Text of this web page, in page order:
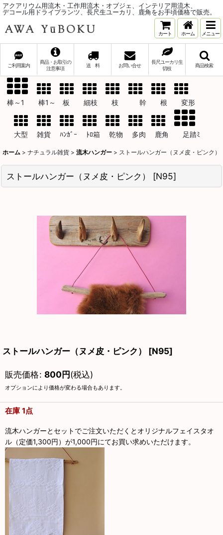
アクアリウム用流木・工作用流木・オブジェ、インテリア用流木、
デコール用ドライプランツ、長尺生ユーカリ、鹿角をお手頃価格で販売。
カート ホーム メニュー
ご利用案内
商品・お取引の
注意事項
送 料 お問い合せ
長尺ユーカリ生
切枝
商品検索
棒～1 棒1～ 板 細枝 枝 幹 根 変形
大型 雑貨 ﾊﾝｶﾞｰ ﾄﾛ箱 乾物 多肉 鹿角 足踏ﾐ
ホーム > ナチュラル雑貨 > 流木ハンガー > ストールハンガー（ヌメ皮・ピンク）
ストールハンガー（ヌメ皮・ピンク） [N95]
ストールハンガー（ヌメ皮・ピンク） [N95]
販売価格: 800円(税込)
オプションにより価格が変わる場合もあります。
在庫 1点
流木ハンガーとセットでご注文いただくとオリジナルフェイスタオ
ル（定価1,300円）が1,000円にてお買い求めいただけます。